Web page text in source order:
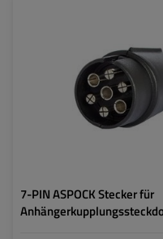
7-PIN ASPOCK Stecker für